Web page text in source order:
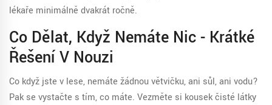
lékaře minimálně dvakrát ročně.
Co Dělat, Když Nemáte Nic - Krátké
Řešení V Nouzi
Co když jste v lese, nemáte žádnou větvičku, ani sůl, ani vodu?
Pak se vystačte s tím, co máte. Vezměte si kousek čisté látky